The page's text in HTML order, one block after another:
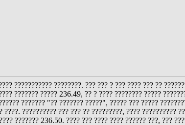
??????????? ????????. ??? ??? ? ??? ???? ??? ??
??????? ????? 236.49, ?? ? ???? ???????? ?????
??????? "?? ??????? ?????", ????? ??? ?????
?????????? ??? ??? ?? ?????????, ???? ??????????
??????? 236.50. ???? ??? ???? ???? ?????? ???, ???